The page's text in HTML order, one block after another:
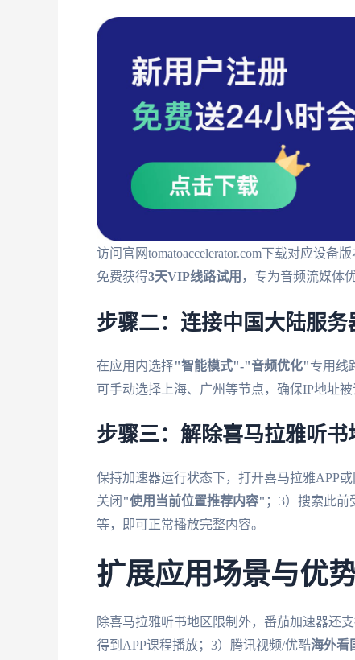
访问官网tomatoaccelerator.com下载对应设备
免费获得3天VIP线路试用 ，专为音频流媒体
步骤二：连接中国大陆服务
在应用内选择"智能模式"-"音频优化"专用线
可手动选择上海、广州等节点，确保IP地址被
步骤三：解除喜马拉雅听书
保持加速器运行状态下，打开喜马拉雅APP
关闭 "使用当前位置推荐内容" ；3）搜索此前
等，即可正常播放完整内容。
扩展应用场景与优
除喜马拉雅听书地区限制外，番茄加速器还
得到APP课程播放；3）腾讯视频/优酷海外看